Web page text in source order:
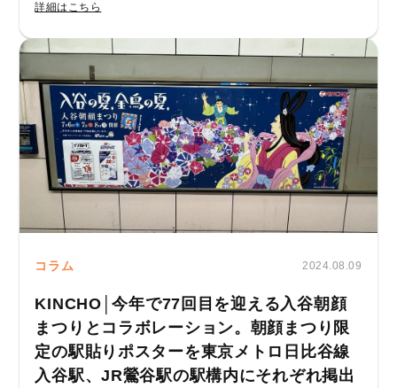
詳細はこちら
コラム 2024.08.09
KINCHO│今年で77回目を迎える入谷朝顔
まつりとコラボレーション。朝顔まつり限
定の駅貼りポスターを東京メトロ日比谷線
入谷駅、JR鶯谷駅の駅構内にそれぞれ掲出